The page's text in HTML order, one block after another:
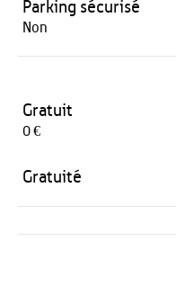
Parking sécurisé
Non
Gratuit
0 €
Gratuité